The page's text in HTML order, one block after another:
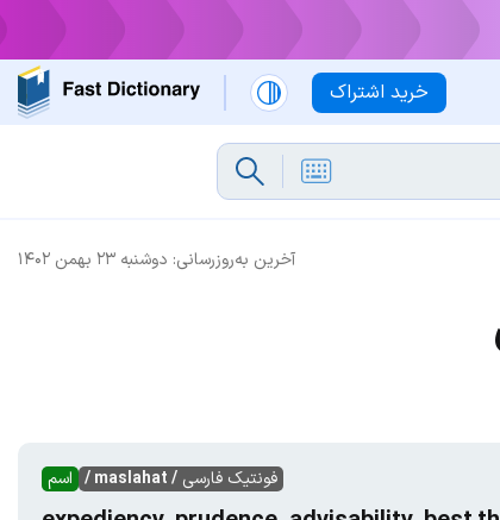
خرید اشتراک
آخرین به‌روزرسانی: دوشنبه ۲۳ بهمن ۱۴۰۲
اسم فونتیک فارسی / maslahat /